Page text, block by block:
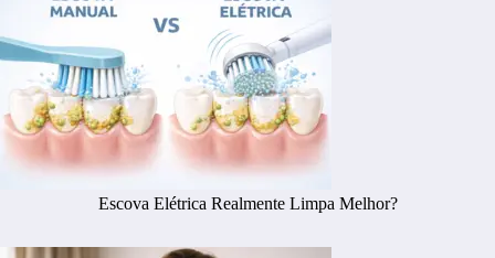
Escova Elétrica Realmente Limpa Melhor?